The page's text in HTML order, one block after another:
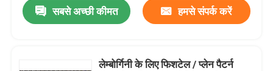
सबसे अच्छी कीमत हमसे संपर्क करें
लेम्बोर्गिनी के लिए फिशटेल / प्लेन पैटर्न